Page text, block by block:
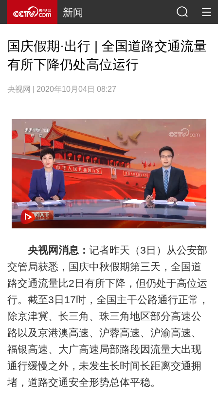
新闻
国庆假期·出行 | 全国道路交通流量
有所下降仍处高位运行
央视网 | 2020年10月04日 08:27
央视网消息： 记者昨天（3日）从公安部
交管局获悉，国庆中秋假期第三天，全国道
路交通流量比2日有所下降，但仍处于高位运
行。截至3日17时，全国主干公路通行正常，
除京津冀、长三角、珠三角地区部分高速公
路以及京港澳高速、沪蓉高速、沪渝高速、
福银高速、大广高速局部路段因流量大出现
通行缓慢之外，未发生长时间长距离交通拥
堵，道路交通安全形势总体平稳。